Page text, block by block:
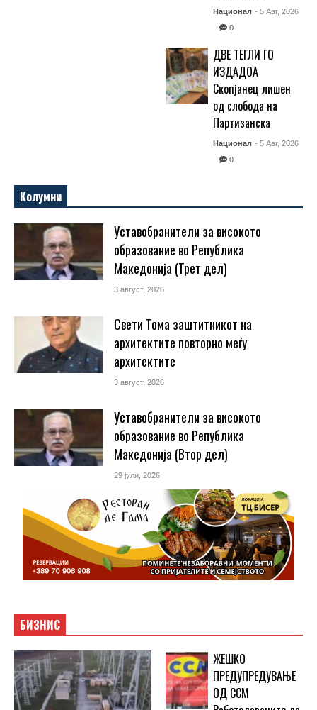
Национал - 5 Авг, 2026
0
ДВЕ ТЕГЛИ ГО
ИЗДАДОА
Скопјанец лишен
од слобода на
Партизанска
Национал - 5 Авг, 2026
0
Колумни
Уставобранители за високото
образование во Република
Македонија (Трет дел)
3 август, 2026
Свети Тома заштитникот на
архитектите повторно меѓу
архитектите
3 август, 2026
Уставобранители за високото
образование во Република
Македонија (Втор дел)
29 јули, 2026
БИЗНИС
ЖЕШКО
ПРЕДУПРЕДУВАЊЕ
ОД ССМ